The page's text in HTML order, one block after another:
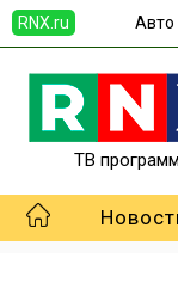
RNX.ru Авто
ТВ